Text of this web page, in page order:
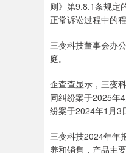
则》第9.8.1条规定
正常诉讼过程中的
三变科技董事会办
庭。
企查查显示，三变
同纠纷案于2025年
纷案于2024年1月3
三变科技2024年年
养和销售，产品主